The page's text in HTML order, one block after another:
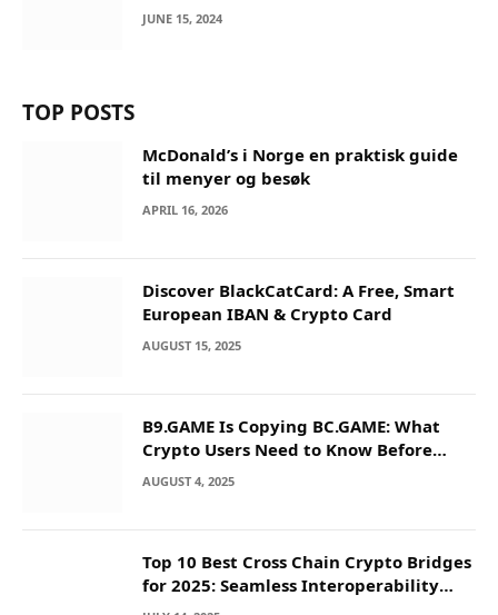
JUNE 15, 2024
TOP POSTS
McDonald’s i Norge en praktisk guide
til menyer og besøk
APRIL 16, 2026
Discover BlackCatCard: A Free, Smart
European IBAN & Crypto Card
AUGUST 15, 2025
B9.GAME Is Copying BC.GAME: What
Crypto Users Need to Know Before
They Deposit
AUGUST 4, 2025
Top 10 Best Cross Chain Crypto Bridges
for 2025: Seamless Interoperability
Across Blockchain Networks